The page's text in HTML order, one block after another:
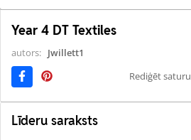
Year 4 DT Textiles
autors: Jwillett1
Rediģēt saturu
Līderu saraksts